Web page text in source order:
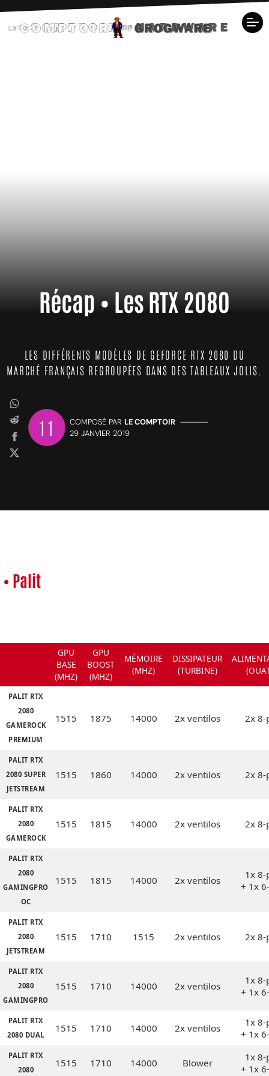
Récap • Les RTX 2080
LES DIFFÉRENTS MODÈLES DE GEFORCE RTX 2080 DU
MARCHÉ FRANÇAIS REGROUPÉES DANS DES TABLEAUX JOLIS.
11 COMPOSÉ PAR LE COMPTOIR —————
29 JANVIER 2019
• Palit
GPU
BASE
(MHZ)
GPU
BOOST
(MHZ)
MÉMOIRE
(MHZ)
DISSIPATEUR
(TURBINE)
PALIT RTX
2080
GAMEROCK
PREMIUM
1515 1875 14000 2x ventilos 2x 8-
PALIT RTX
2080 SUPER
JETSTREAM
1515 1860 14000 2x ventilos 2x 8-
PALIT RTX
2080
GAMEROCK
1515 1815 14000 2x ventilos 2x 8-
PALIT RTX
2080
GAMINGPRO
OC
1515 1815 14000 2x ventilos
1x 8-
+ 1x
PALIT RTX
2080
JETSTREAM
1515 1710 1515 2x ventilos 2x 8-
PALIT RTX
2080
GAMINGPRO
1515 1710 14000 2x ventilos
1x 8-
+ 1x
PALIT RTX
2080 DUAL
1515 1710 14000 2x ventilos
1x 8-
+ 1x
PALIT RTX
2080
1515 1710 14000 Blower
1x 8-
+ 1x